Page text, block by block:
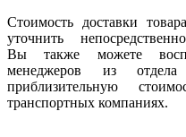
Стоимость доставки
уточнить
Вы также можете
менеджеров из
приблизительную
транспортных компаниях.